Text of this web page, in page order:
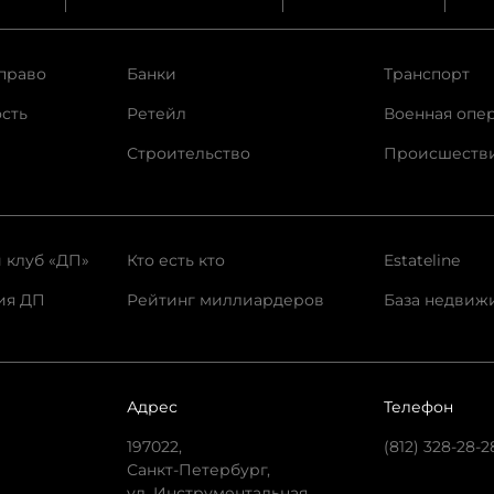
Банки
Ретейл
Строительство
Транспорт
Военная
клуб «ДП»
ДП
Кто есть кто
Рейтинг миллиардеров
Estateline
База
Адрес
197022,
Санкт-Петербург,
Телефон
(812) 328-28-